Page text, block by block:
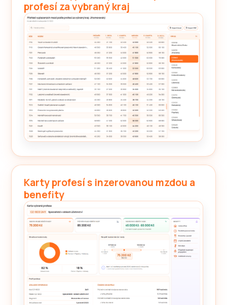
profesí za vybraný kraj
Karty profesí s inzerovanou mzdou a
benefity